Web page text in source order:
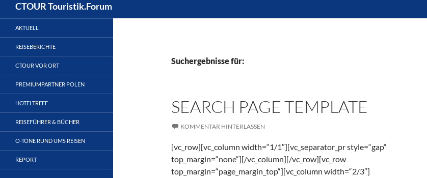
CTOUR Touristik.Forum
Suchergebnisse für:
SEARCH PAGE TEMPLATE
KOMMENTAR HINTERLASSEN
[vc_row][vc_column width=“1/1″][vc_separator_pr style=“gap“
top_margin=“none“][/vc_column][/vc_row][vc_row
top_margin=“page_margin_top“][vc_column width=“2/3″]
AKTUELL
REISEBERICHTE
CTOUR VOR ORT
PREMIUMPARTNER POLEN
HOTELTREFF
REISEFÜHRER & BÜCHER
O-TÖNE RUND UMS REISEN
REPORT